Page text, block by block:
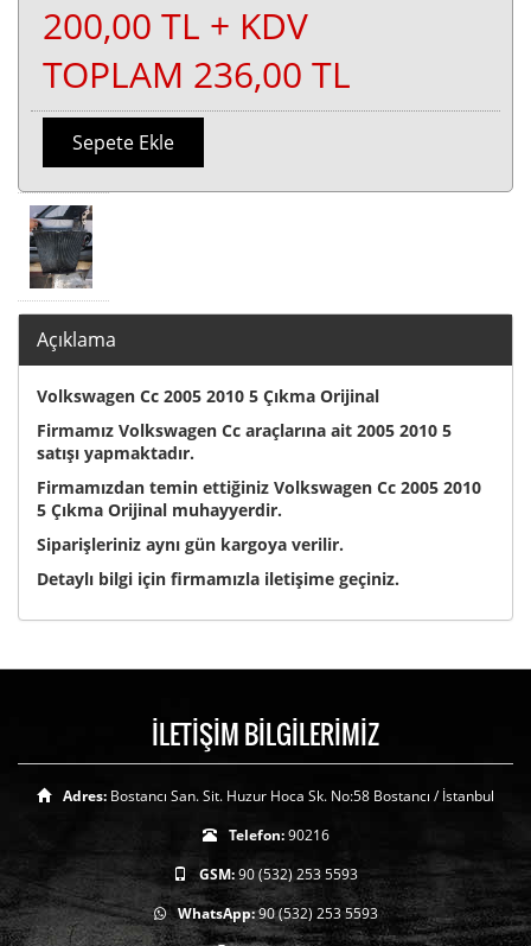
200,00 TL + KDV
TOPLAM 236,00 TL
Sepete Ekle
Açıklama
Volkswagen Cc 2005 2010 5 Çıkma Orijinal
Firmamız Volkswagen Cc araçlarına ait 2005 2010 5
satışı yapmaktadır.
Firmamızdan temin ettiğiniz Volkswagen Cc 2005 2010
5 Çıkma Orijinal muhayyerdir.
Siparişleriniz aynı gün kargoya verilir.
Detaylı bilgi için firmamızla iletişime geçiniz.
İLETİŞİM BİLGİLERİMİZ
Adres: Bostancı San. Sit. Huzur Hoca Sk. No:58 Bostancı / İstanbul
Telefon:90216
GSM:90 (532) 253 5593
WhatsApp:90 (532) 253 5593